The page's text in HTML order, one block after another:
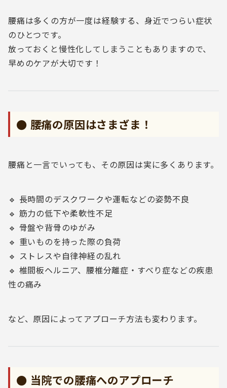
腰痛は多くの方が一度は経験する、身近でつらい症状
のひとつです。
放っておくと慢性化してしまうこともありますので、
早めのケアが大切です！
● 腰痛の原因はさまざま！
腰痛と一言でいっても、その原因は実に多くあります。
🔹 長時間のデスクワークや運転などの姿勢不良
🔹 筋力の低下や柔軟性不足
🔹 骨盤や背骨のゆがみ
🔹 重いものを持った際の負荷
🔹 ストレスや自律神経の乱れ
🔹 椎間板ヘルニア、腰椎分離症・すべり症などの疾患
性の痛み
など、原因によってアプローチ方法も変わります。
● 当院での腰痛へのアプローチ